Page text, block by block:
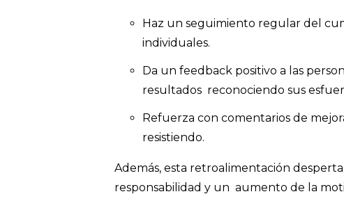
Haz un seguimiento regular del
individuales.
Da un feedback positivo a las
resultados reconociendo sus
Refuerza con comentarios de
resistiendo.
Además, esta retroalimentación
responsabilidad y un aumento de la